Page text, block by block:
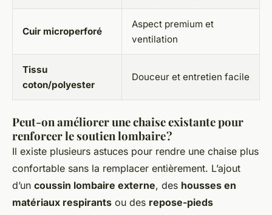
Cuir microperforé
Aspect premium et
ventilation
Tissu
coton/polyester
Douceur et entretien facile
Peut-on améliorer une chaise existante pour
renforcer le soutien lombaire ?
Il existe plusieurs astuces pour rendre une chaise plus
confortable sans la remplacer entièrement. L’ajout
d’un coussin lombaire externe, des housses en
matériaux respirants ou des repose-pieds